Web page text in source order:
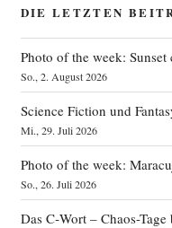
DIE LETZTEN
Photo of the week:
So., 2. August 2026
Science Fiction und
Mi., 29. Juli 2026
Photo of the week:
So., 26. Juli 2026
Das C‑Wort – Chaos-